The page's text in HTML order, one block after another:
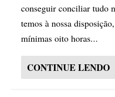
conseguir conciliar tudo
temos à nossa
mínimas oito horas...
CONTINUE LENDO